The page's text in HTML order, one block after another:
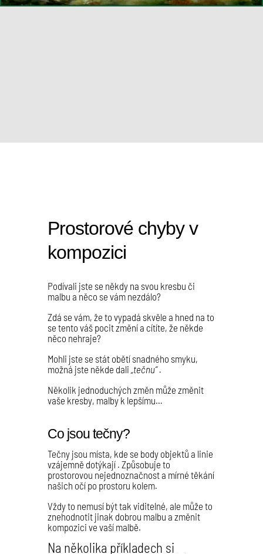
Prostorové chyby v
kompozici
Podívali jste se někdy na svou kresbu či
malbu a něco se vám nezdálo?
Zdá se vám, že to vypadá skvěle a hned na to
se tento váš pocit změní a cítíte, že někde
něco nehraje?
Mohli jste se stát obětí snadného smyku,
možná jste někde dali „tečnu“ .
Několik jednoduchých změn může změnit
vaše kresby, malby k lepšímu…
Co jsou tečny?
Tečny jsou místa, kde se body objektů a linie
vzájemně dotýkají . Způsobuje to
prostorovou nejednoznačnost a mírné těkání
našich očí po prostoru kolem.
Vždy to nemusí být tak viditelné, ale může to
znehodnotit jinak dobrou malbu a změnit
kompozici ve vaší malbě.
Na několika příkladech si